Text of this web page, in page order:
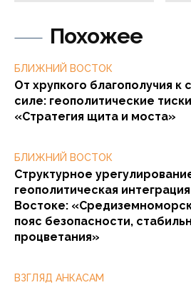
Похожее
БЛИЖНИЙ ВОСТОК
От хрупкого благополучия
силе: геополитические
«Стратегия щита и моста»
БЛИЖНИЙ ВОСТОК
Структурное
геополитическая
Востоке:
пояс безопасности,
процветания»
ВЗГЛЯД АНКАСАМ